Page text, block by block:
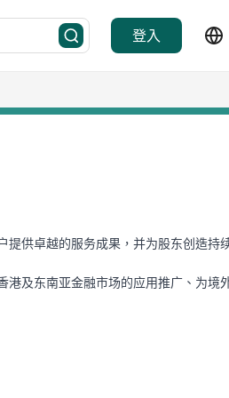
登入
供卓越的服务成果，并为股东创造持
及东南亚金融市场的应用推广、为境
人才与核心业务骨干，多个岗位同步开
相关发明专利 4 项、计算机软件著作